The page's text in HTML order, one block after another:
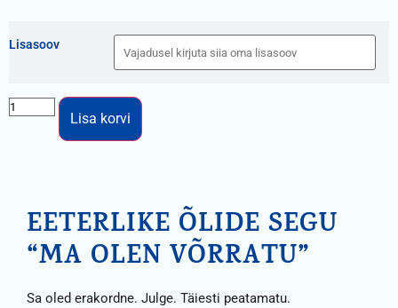
Lisasoov
Lisa korvi
EETERLIKE ÕLIDE SEGU
“MA OLEN VÕRRATU”
Sa oled erakordne. Julge. Täiesti peatamatu.